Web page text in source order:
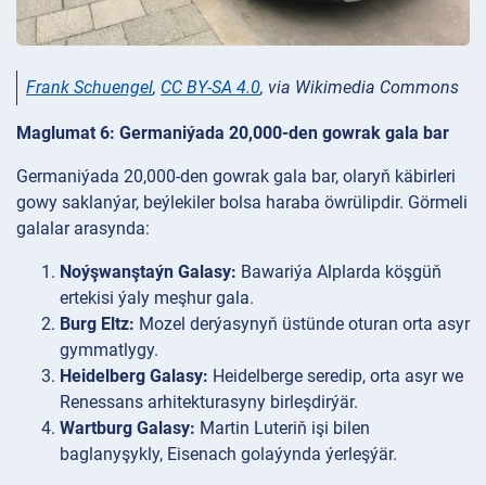
Frank Schuengel, CC BY-SA 4.0, via Wikimedia Commons
Maglumat 6: Germaniýada 20,000-den gowrak gala bar
Germaniýada 20,000-den gowrak gala bar, olaryň käbirleri
gowy saklanýar, beýlekiler bolsa haraba öwrülipdir. Görmeli
galalar arasynda:
Noýşwanştaýn Galasy: Bawariýa Alplarda köşgüň
ertekisi ýaly meşhur gala.
Burg Eltz: Mozel derýasynyň üstünde oturan orta asyr
gymmatlygy.
Heidelberg Galasy: Heidelberge seredip, orta asyr we
Renessans arhitekturasyny birleşdirýär.
Wartburg Galasy: Martin Luteriň işi bilen
baglanyşykly, Eisenach golaýynda ýerleşýär.